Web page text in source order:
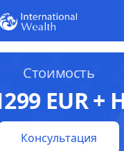
Стоимость
EUR +
Консультация